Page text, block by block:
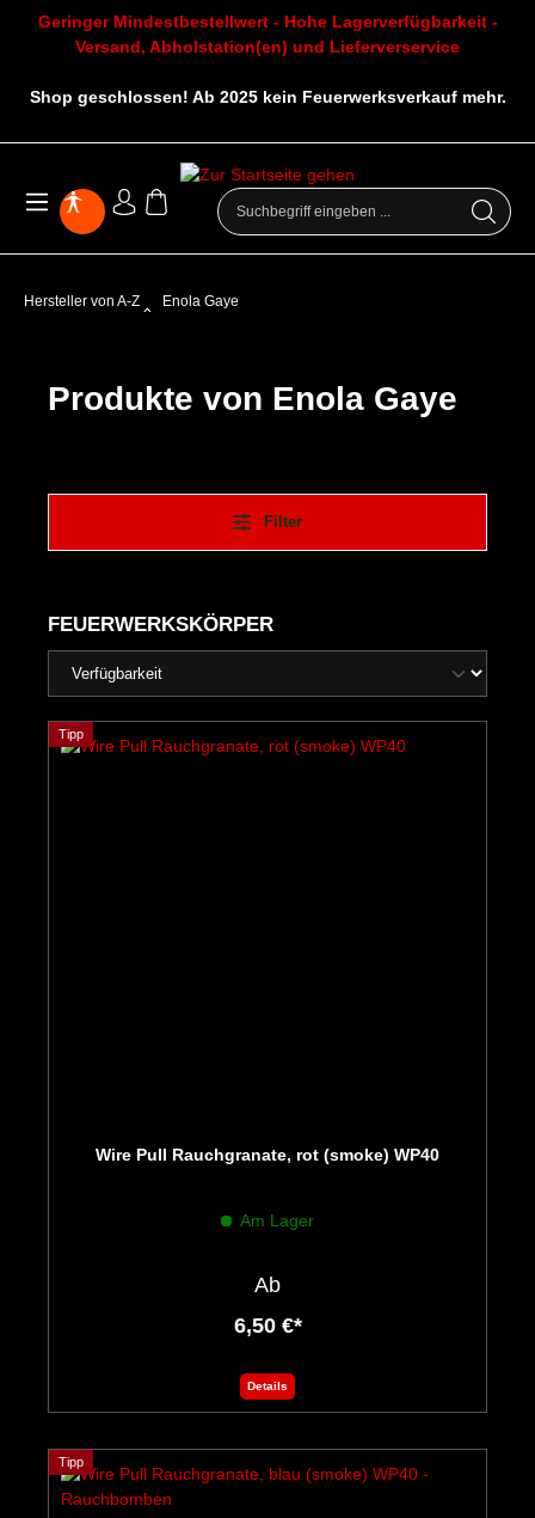
Geringer Mindestbestellwert - Hohe Lagerverfügbarkeit -
Versand, Abholstation(en) und Lieferverservice
Shop geschlossen! Ab 2025 kein Feuerwerksverkauf mehr.
Hersteller von A-Z Enola Gaye
Produkte von Enola Gaye
Filter
FEUERWERKSKÖRPER
Tipp
Wire Pull Rauchgranate, rot (smoke) WP40
Am Lager
Ab
6,50 €*
Details
Tipp